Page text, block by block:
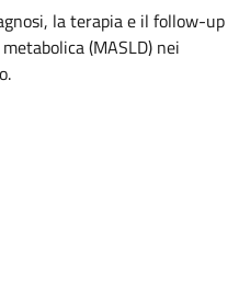
la terapia e il follow-up
(MASLD) nei